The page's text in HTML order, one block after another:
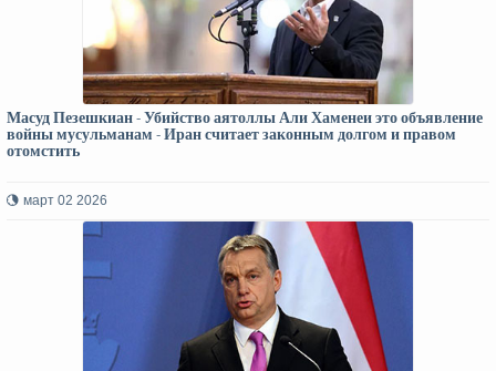
Масуд Пезешкиан - Убийство аятоллы Али Хаменеи это объявление
войны мусульманам - Иран считает законным долгом и правом
отомстить
март 02 2026